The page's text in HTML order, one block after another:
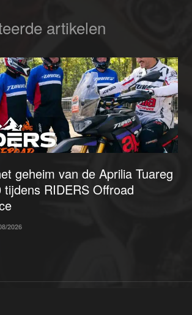
artikelen
geheim van de Aprilia Tuareg
tijdens RIDERS Offroad
2026